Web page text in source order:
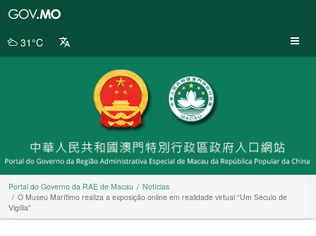
da
31°C
Portal do Governo da RAE de Macau
Notícias
O Museu Marítimo realiza a exposição online em realidade virtual “Um Século de
Vigília”